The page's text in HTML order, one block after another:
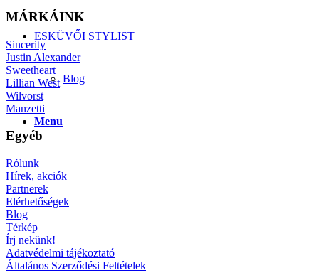
ESKÜVŐI STYLIST
Blog
Menu
MÁRKÁINK
Sincerity
Justin Alexander
Sweetheart
Lillian West
Wilvorst
Manzetti
Egyéb
Rólunk
Hírek, akciók
Partnerek
Elérhetőségek
Blog
Térkép
Írj nekünk!
Adatvédelmi tájékoztató
Általános Szerződési Feltételek